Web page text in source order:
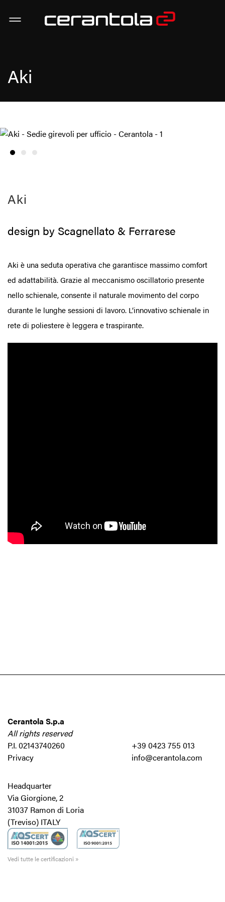
Aki
Aki
design by Scagnellato & Ferrarese
Aki è una seduta operativa che garantisce massimo comfort
ed adattabilità. Grazie al meccanismo oscillatorio presente
nello schienale, consente il naturale movimento del corpo
durante le lunghe sessioni di lavoro. L‘innovativo schienale in
rete di poliestere è leggera e traspirante.
Cerantola S.p.a
All rights reserved
P.I. 02143740260
Privacy
+39 0423 755 013
info@cerantola.com
Headquarter
Via Giorgione, 2
31037 Ramon di Loria
(Treviso) ITALY
Vedi tutte le certificazioni »